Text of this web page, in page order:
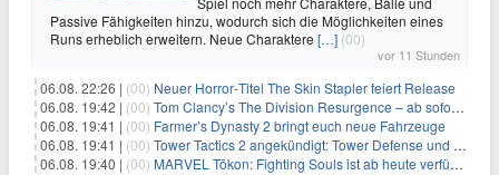
Passive Fähigkeiten hinzu, wodurch sich die Möglichkeiten eines
Runs erheblich erweitern. Neue Charaktere […] (00)
vor 11 Stunden
06.08. 22:26 | (00) Neuer Horror‑Titel The Skin Stapler feiert Release
06.08. 19:42 | (00) Tom Clancy’s The Division Resurgence – ab sofort für euch verfügbar
06.08. 19:41 | (00) Farmer’s Dynasty 2 bringt euch neue Fahrzeuge
06.08. 19:41 | (00) Tower Tactics 2 angekündigt: Tower Defense und Deckbuilding Kombo kehrt zurück
06.08. 19:40 | (00) MARVEL Tōkon: Fighting Souls ist ab heute verfügbar